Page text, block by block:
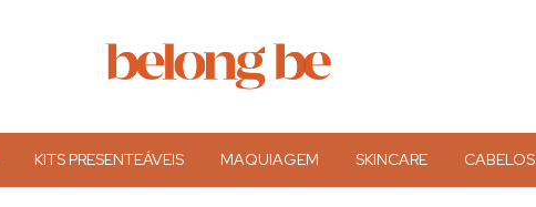
KITS PRESENTEÁVEIS MAQUIAGEM SKINCARE CABELOS